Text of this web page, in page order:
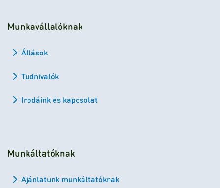
Munkavállalóknak
Állások
Tudnivalók
Irodáink és kapcsolat
Munkáltatóknak
Ajánlatunk munkáltatóknak